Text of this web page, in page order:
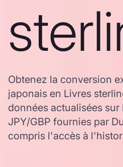
Obtenez la conversion
japonais en Livres
données actualisées
JPY/GBP fournies par
compris l'accès à